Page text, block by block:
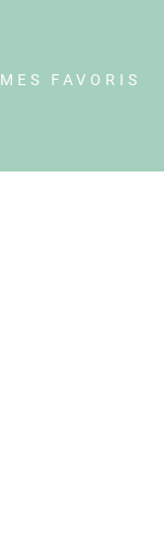
MES FAVORIS